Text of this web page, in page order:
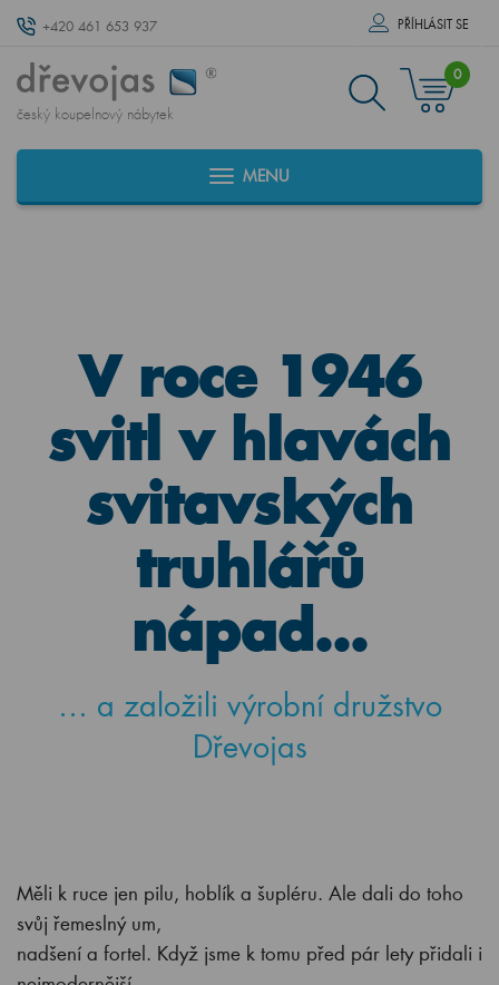
+420 461 653 937 PŘÍHLÁSIT SE
český koupelnový nábytek
0
MENU
V roce 1946
svitl v hlavách
svitavských
truhlářů
nápad…
… a založili výrobní družstvo
Dřevojas
Měli k ruce jen pilu, hoblík a šupléru. Ale dali do toho
svůj řemeslný um,
nadšení a fortel. Když jsme k tomu před pár lety přidali i